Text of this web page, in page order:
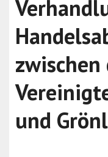
zwischen
und